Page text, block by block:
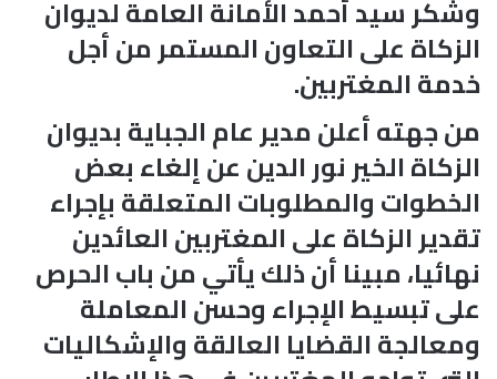
وشكر سيد أحمد الأمانة العامة لديوان
الزكاة على التعاون المستمر من أجل
خدمة المغتربين.
من جهته أعلن مدير عام الجباية بديوان
الزكاة الخير نور الدين عن إلغاء بعض
الخطوات والمطلوبات المتعلقة بإجراء
تقدير الزكاة على المغتربين العائدين
نهائيا، مبينا أن ذلك يأتي من باب الحرص
على تبسيط الإجراء وحسن المعاملة
ومعالجة القضايا العالقة والإشكاليات